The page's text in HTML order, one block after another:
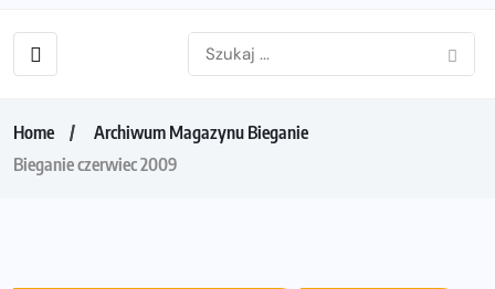
Home
Archiwum Magazynu Bieganie
Bieganie czerwiec 2009